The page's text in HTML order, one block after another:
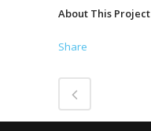
About This Project
Share